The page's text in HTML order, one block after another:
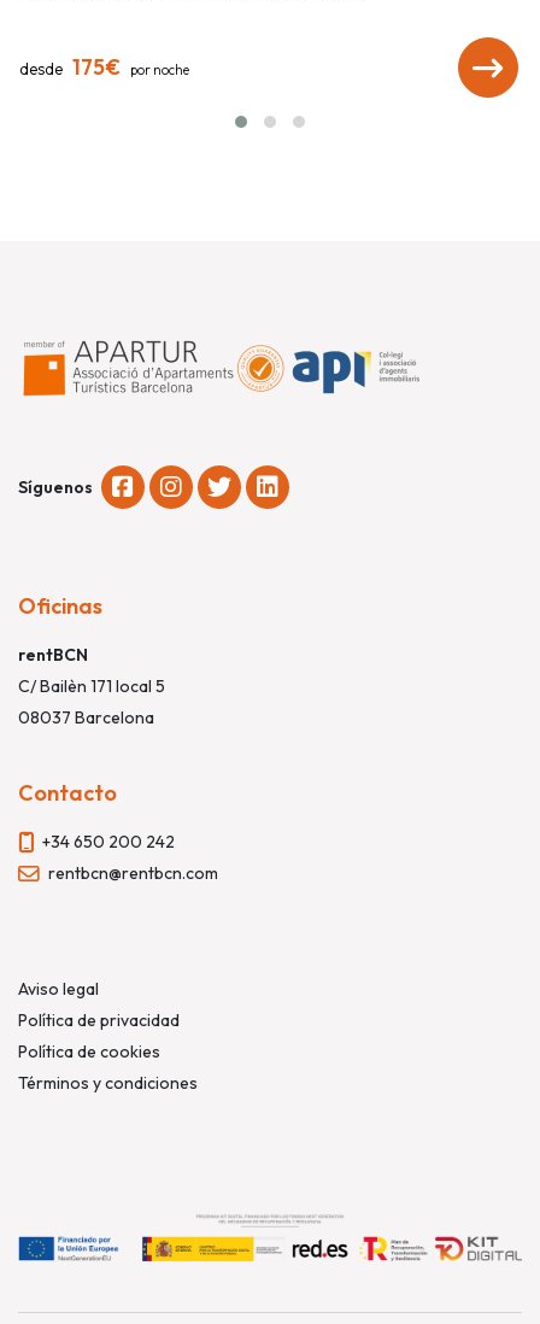
desde 175€ por noche
Síguenos
Oficinas
rentBCN
C/ Bailèn 171 local 5
08037 Barcelona
Contacto
+34 650 200 242
rentbcn@rentbcn.com
Aviso legal
Política de privacidad
Política de cookies
Términos y condiciones